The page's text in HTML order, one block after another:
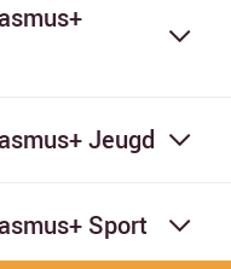
Jeugd
Sport